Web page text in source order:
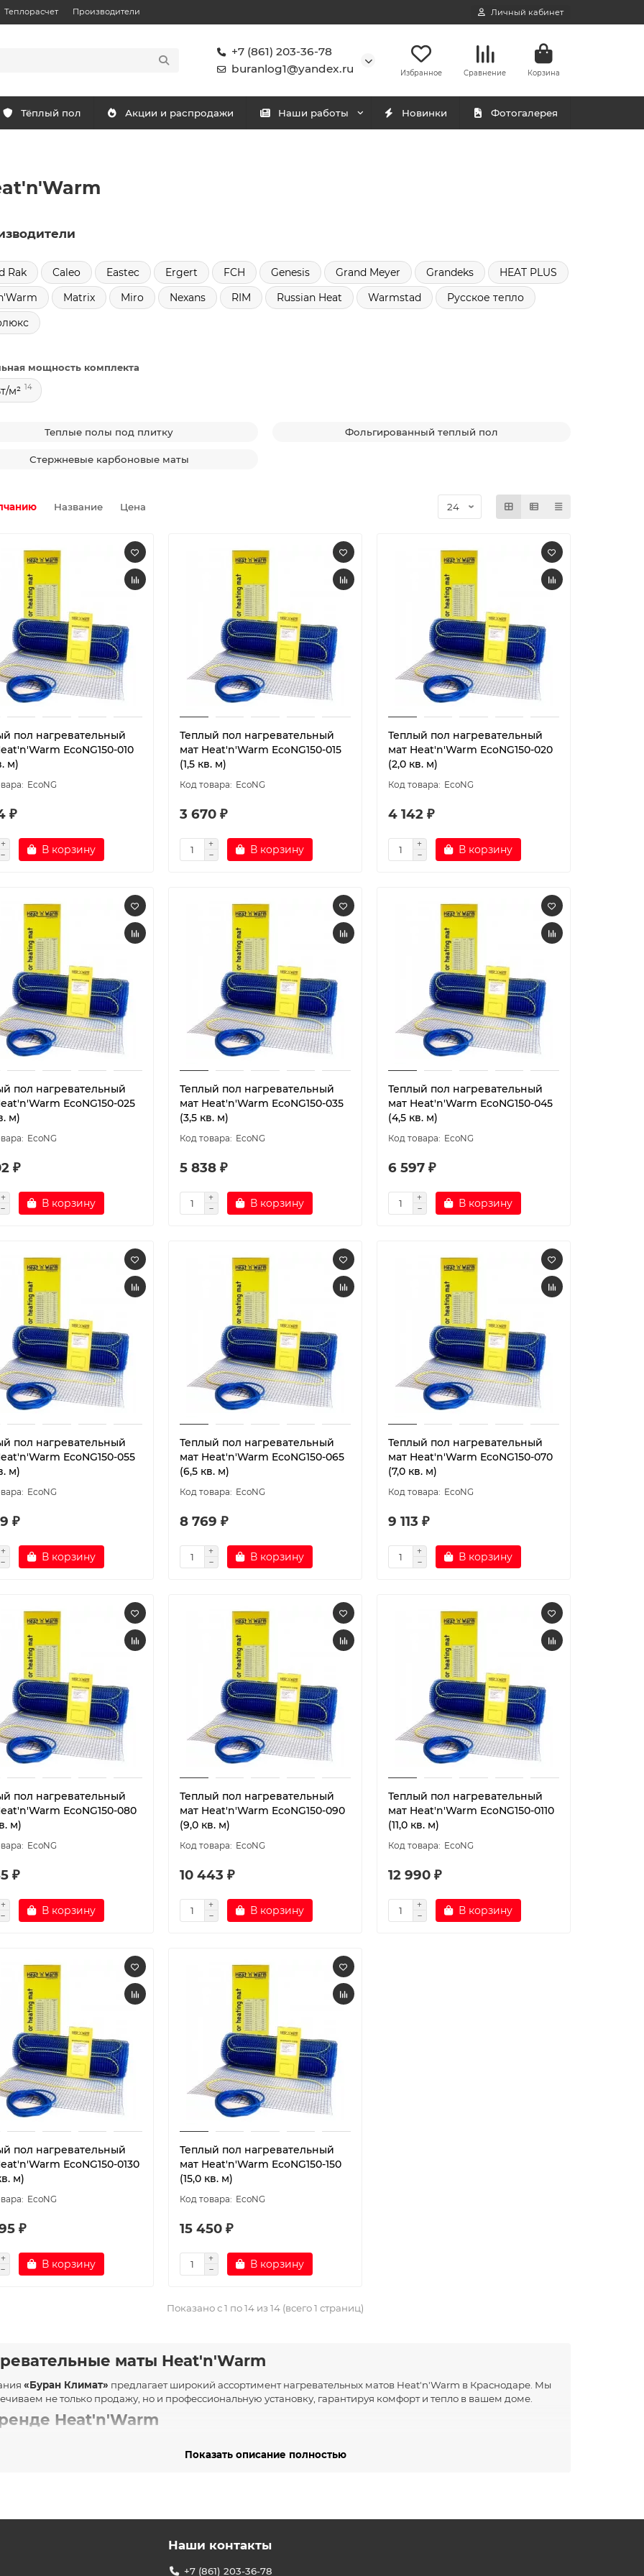
Теплорасчет Производители Личный кабинет
+7 (861) 203-36-78
buranlog1@yandex.ru
Избранное Сравнение Корзина
Тёплый пол Акции и распродажи Наши работы Новинки Фотогалерея
Rak Caleo Eastec Ergert FCH Genesis Grand Meyer Grandeks
HEAT PLUS
Matrix Miro Nexans RIM Russian Heat Warmstad
Русское тепло
мощность комплекта
м² 14
Теплые полы под плитку Фольгированный теплый пол
Стержневые карбоновые маты
Название Цена
пол нагревательный
EcoNG150-010
м)
EcoNG
₽
В корзину
Теплый пол нагревательный
мат Heat'n'Warm EcoNG150-015
(1,5 кв. м)
EcoNG
3 670 ₽
В корзину
Теплый пол нагревательный
мат Heat'n'Warm EcoNG150-020
(2,0 кв. м)
EcoNG
4 142 ₽
В корзину
пол нагревательный
EcoNG150-025
м)
EcoNG
₽
В корзину
Теплый пол нагревательный
мат Heat'n'Warm EcoNG150-035
(3,5 кв. м)
EcoNG
5 838 ₽
В корзину
Теплый пол нагревательный
мат Heat'n'Warm EcoNG150-045
(4,5 кв. м)
EcoNG
6 597 ₽
В корзину
пол нагревательный
EcoNG150-055
м)
EcoNG
₽
В корзину
Теплый пол нагревательный
мат Heat'n'Warm EcoNG150-065
(6,5 кв. м)
EcoNG
8 769 ₽
В корзину
Теплый пол нагревательный
мат Heat'n'Warm EcoNG150-070
(7,0 кв. м)
EcoNG
9 113 ₽
В корзину
пол нагревательный
EcoNG150-080
м)
EcoNG
₽
В корзину
Теплый пол нагревательный
мат Heat'n'Warm EcoNG150-090
(9,0 кв. м)
EcoNG
10 443 ₽
В корзину
Теплый пол нагревательный
мат Heat'n'Warm EcoNG150-0110
(11,0 кв. м)
EcoNG
12 990 ₽
В корзину
пол нагревательный
EcoNG150-0130
м)
EcoNG
₽
В корзину
Теплый пол нагревательный
мат Heat'n'Warm EcoNG150-150
(15,0 кв. м)
EcoNG
15 450 ₽
В корзину
Показано с 1 по 14 из 14 (всего 1 страниц)
маты Heat'n'Warm
«Буран Климат» предлагает широкий ассортимент нагревательных матов Heat'n'Warm в Краснодаре. Мы
не только продажу, но и профессиональную установку, гарантируя комфорт и тепло в вашем доме.
Heat'n'Warm
на разработке и производстве инновационных нагревательных систем, обеспечивающих комфорт
предназначенные для укладки под плитку.
и технологии
Показать описание полностью
Наши контакты
+7 (861) 203-36-78